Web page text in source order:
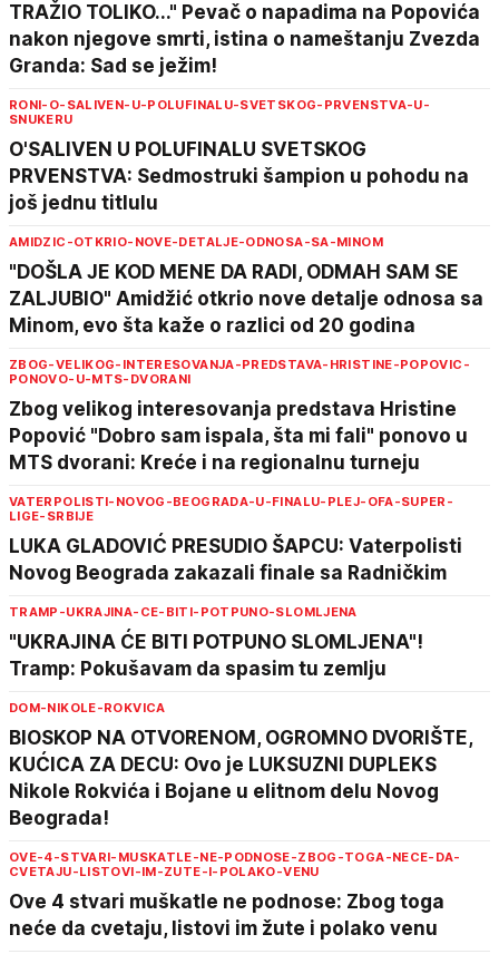
TRAŽIO TOLIKO..." Pevač o napadima na Popovića
nakon njegove smrti, istina o nameštanju Zvezda
Granda: Sad se ježim!
RONI-O-SALIVEN-U-POLUFINALU-SVETSKOG-PRVENSTVA-U-
SNUKERU
O'SALIVEN U POLUFINALU SVETSKOG
PRVENSTVA: Sedmostruki šampion u pohodu na
još jednu titlulu
AMIDZIC-OTKRIO-NOVE-DETALJE-ODNOSA-SA-MINOM
"DOŠLA JE KOD MENE DA RADI, ODMAH SAM SE
ZALJUBIO" Amidžić otkrio nove detalje odnosa sa
Minom, evo šta kaže o razlici od 20 godina
ZBOG-VELIKOG-INTERESOVANJA-PREDSTAVA-HRISTINE-POPOVIC-
PONOVO-U-MTS-DVORANI
Zbog velikog interesovanja predstava Hristine
Popović "Dobro sam ispala, šta mi fali" ponovo u
MTS dvorani: Kreće i na regionalnu turneju
VATERPOLISTI-NOVOG-BEOGRADA-U-FINALU-PLEJ-OFA-SUPER-
LIGE-SRBIJE
LUKA GLADOVIĆ PRESUDIO ŠAPCU: Vaterpolisti
Novog Beograda zakazali finale sa Radničkim
TRAMP-UKRAJINA-CE-BITI-POTPUNO-SLOMLJENA
"UKRAJINA ĆE BITI POTPUNO SLOMLJENA"!
Tramp: Pokušavam da spasim tu zemlju
DOM-NIKOLE-ROKVICA
BIOSKOP NA OTVORENOM, OGROMNO DVORIŠTE,
KUĆICA ZA DECU: Ovo je LUKSUZNI DUPLEKS
Nikole Rokvića i Bojane u elitnom delu Novog
Beograda!
OVE-4-STVARI-MUSKATLE-NE-PODNOSE-ZBOG-TOGA-NECE-DA-
CVETAJU-LISTOVI-IM-ZUTE-I-POLAKO-VENU
Ove 4 stvari muškatle ne podnose: Zbog toga
neće da cvetaju, listovi im žute i polako venu